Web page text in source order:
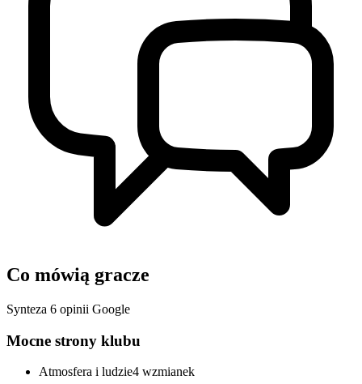
Co mówią gracze
Synteza 6 opinii Google
Mocne strony klubu
Atmosfera i ludzie4 wzmianek